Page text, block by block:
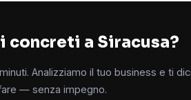
a Siracusa?
Analizziamo il tuo business e ti
— senza impegno.